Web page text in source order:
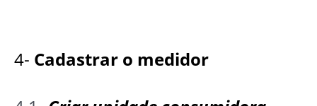
4- Cadastrar o medidor